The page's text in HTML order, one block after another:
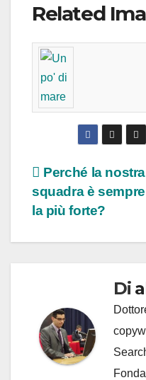
Related
articoli
Perché la nostra
squadra è sempre
la più forte?
Di